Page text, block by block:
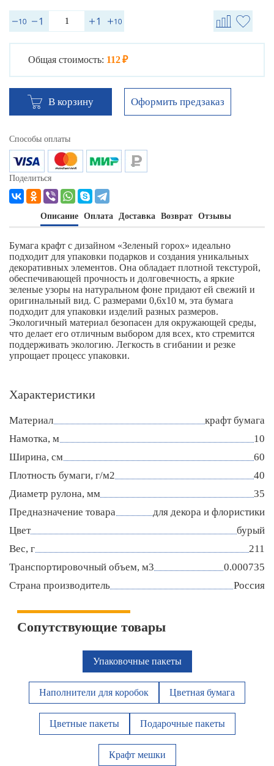
Общая стоимость: 112 ₽
В корзину Оформить предзаказ
Способы оплаты
Поделиться
Описание Оплата Доставка Возврат Отзывы
Бумага крафт с дизайном «Зеленый горох» идеально
подходит для упаковки подарков и создания уникальных
декоративных элементов. Она обладает плотной текстурой,
обеспечивающей прочность и долговечность, а яркие
зеленые узоры на натуральном фоне придают ей свежий и
оригинальный вид. С размерами 0,6х10 м, эта бумага
подходит для упаковки изделий разных размеров.
Экологичный материал безопасен для окружающей среды,
что делает его отличным выбором для всех, кто стремится
поддерживать экологию. Легкость в сгибании и резке
упрощает процесс упаковки.
Характеристики
Материал
крафт бумага
Намотка, м
10
Ширина, см
60
Плотность бумаги, г/м2
40
Диаметр рулона, мм
35
Предназначение товара
для декора и флористики
Цвет
бурый
Вес, г
211
Транспортировочный объем, м3
0.000735
Страна производитель
Россия
Сопутствующие товары
Упаковочные пакеты
Наполнители для коробок Цветная бумага
Цветные пакеты Подарочные пакеты
Крафт мешки